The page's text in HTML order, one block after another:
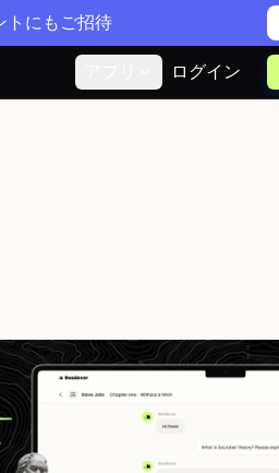
トにもご招待
ログイン